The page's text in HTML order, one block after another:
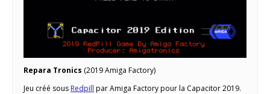
Repara Tronics (2019 Amiga Factory)
Jeu créé sous Redpill par Amiga Factory pour la Capacitor 2019.